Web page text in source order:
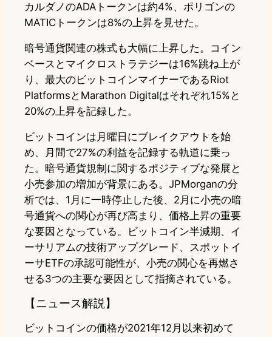
カルダノのADAトークンは約4%、ポリゴンの
MATICトークンは8%の上昇を見せた。
暗号通貨関連の株式も大幅に上昇した。コイン
ベースとマイクロストラテジーは16%跳ね上が
り、最大のビットコインマイナーであるRiot
PlatformsとMarathon Digitalはそれぞれ15%と
20%の上昇を記録した。
ビットコインは月曜日にブレイクアウトを始
め、月間で27%の利益を記録する軌道に乗っ
た。暗号通貨規制に関するポジティブな発展と
小売参加の増加が背景にある。JPMorganの分
析では、1月に一時停止した後、2月に小売の暗
号通貨への関心が再び高まり、価格上昇の重要
な要因となっている。ビットコイン半減期、イ
ーサリアムの技術アップグレード、スポットイ
ーサETFの承認可能性が、小売の関心を再燃さ
せる3つの主要な要因として指摘されている。
【ニュース解説】
ビットコインの価格が2021年12月以来初めて